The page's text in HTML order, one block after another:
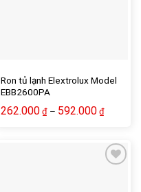
Ron tủ lạnh Elextrolux Model
EBB2600PA
262.000 ₫– 592.000 ₫